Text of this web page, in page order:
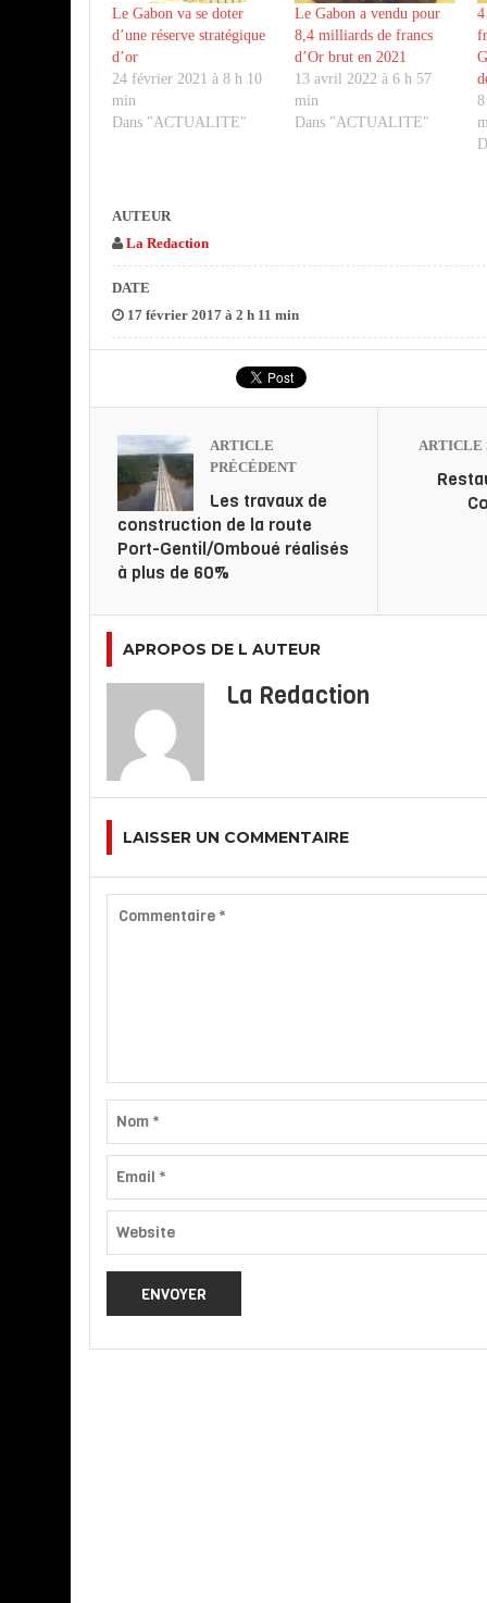
Le Gabon va se doter
d’une réserve stratégique
d’or
24 février 2021 à 8 h 10
min
Dans "ACTUALITE"
Le Gabon a vendu pour
8,4 milliards de francs
d’Or brut en 2021
13 avril 2022 à 6 h 57
min
Dans "ACTUALITE"
AUTEUR
La Redaction
DATE
17 février 2017 à 2 h 11 min
ARTICLE
PRÉCÉDENT
Les travaux de
construction de la route
Port-Gentil/Omboué réalisés
à plus de 60%
ARTICLE
APROPOS DE L AUTEUR
La Redaction
LAISSER UN COMMENTAIRE